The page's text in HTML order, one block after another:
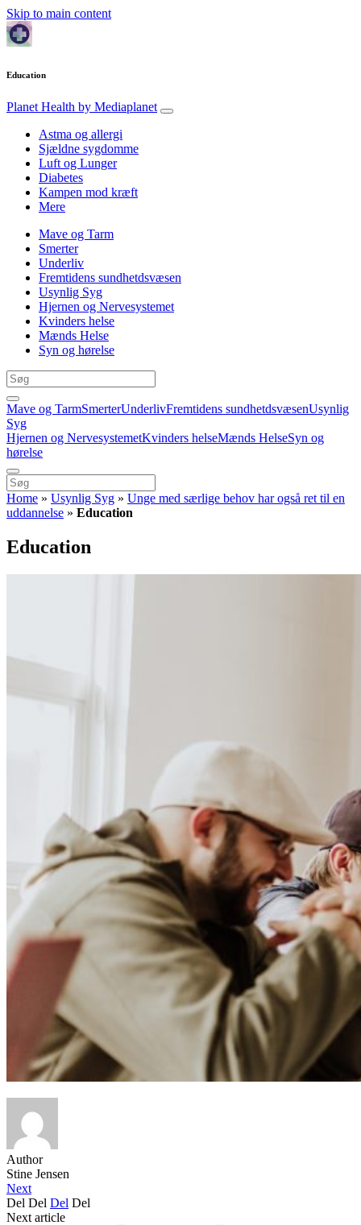
Skip to main content
Education
Planet Health by Mediaplanet
Astma og allergi
Sjældne sygdomme
Luft og Lunger
Diabetes
Kampen mod kræft
Mere
Mave og Tarm
Smerter
Underliv
Fremtidens sundhetdsvæsen
Usynlig Syg
Hjernen og Nervesystemet
Kvinders helse
Mænds Helse
Syn og hørelse
Mave og TarmSmerterUnderlivFremtidens sundhetdsvæsenUsynlig
Syg
Hjernen og NervesystemetKvinders helseMænds HelseSyn og
hørelse
Home » Usynlig Syg » Unge med særlige behov har også ret til en
uddannelse » Education
Education
Author
Stine Jensen
Next
Del Del Del Del
Next article